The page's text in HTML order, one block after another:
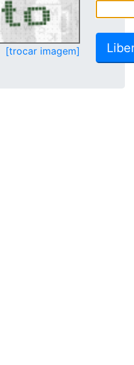
[trocar imagem]